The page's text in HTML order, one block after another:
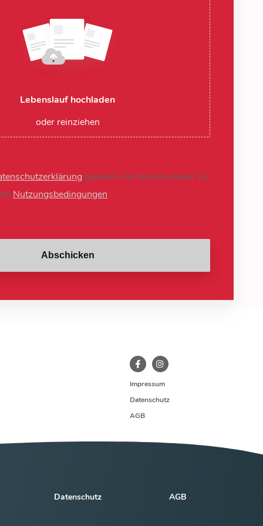
Lebenslauf hochladen
oder reinziehen
gelesen und stimme dieser zu.
Nutzungsbedingungen
Abschicken
Impressum
Datenschutz
AGB
Datenschutz AGB